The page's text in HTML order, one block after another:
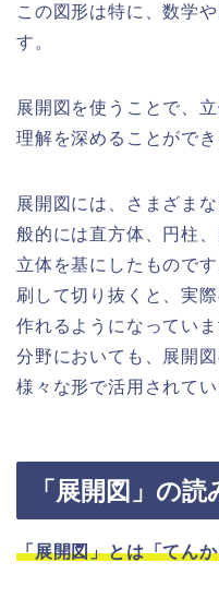
この図形は特に、数学
す。
展開図を使うことで、
理解を深めることができ
展開図には、さまざま
般的には直方体、円柱
立体を基にしたもので
刷して切り抜くと、実
作れるようになってい
分野においても、展開
様々な形で活用されてい
「展開図」の
「展開図」とは「てん